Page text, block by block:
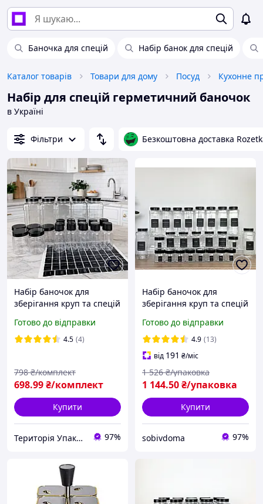
Баночка для спецій Набір банок для спецій
Каталог товарів Товари для дому Посуд Кухонне
Набір для спецій герметичний баночок
в Україні
Фільтри Безкоштовна доставка
Набір баночок для
зберігання круп та спецій
Готово до відправки
4.5 (4)
698.99₴/комплект
798 ₴/комплект
Купити
Територія Упаковки 97%
Набір баночок для
зберігання круп та спецій
Готово до відправки
4.9 (13)
від 191 ₴/міс
1 144.50₴/упаковка
1 526 ₴/упаковка
Купити
sobivdoma 97%